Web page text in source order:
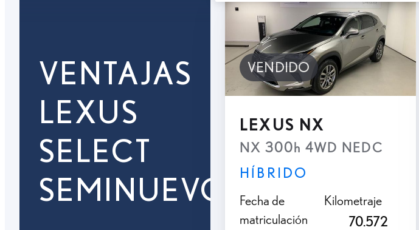
VENTAJAS
LEXUS
SELECT
SEMINUEVOS
VENDIDO
LEXUS NX
NX 300h 4WD NEDC
HÍBRIDO
Fecha de
matriculación
Kilometraje
70.572